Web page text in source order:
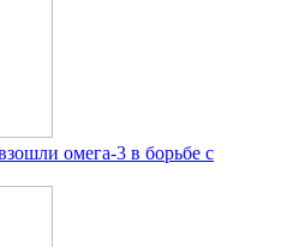
омега-3 в борьбе с